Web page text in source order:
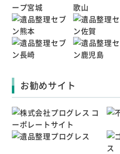
お勧めサイト